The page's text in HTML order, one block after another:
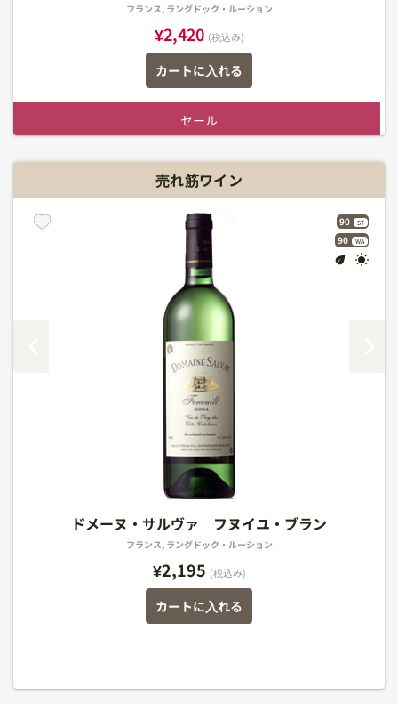
セール
フランス, ラングドック・ルーション
¥2,420 (税込み)
カートに入れる
売れ筋ワイン
90 ST
90 WA
ドメーヌ・サルヴァ フヌイユ・ブラン
フランス, ラングドック・ルーション
¥2,195 (税込み)
カートに入れる
コート・ダグリー ソーヴィニョン・ヴェルメンテ
ィーノ
フランス, ラングドック・ルーション
(税込み)
ミシェル・ギニエ ボジョレー・ヌーヴォー
アメリカ, カリフォルニア州
(税込み)
シャンパーニュ アンリオ ロゼ ブリュット
フランス, シャンパーニュ
(税込み)
ドメーヌ・サルヴァ フヌイユ・ブラン
フランス, ラングドック・ルーション